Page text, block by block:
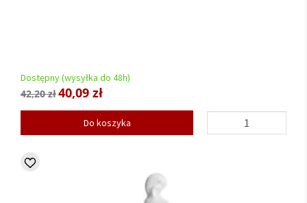
Dostępny (wysyłka do 48h)
42,20 zł40,09 zł
Do koszyka